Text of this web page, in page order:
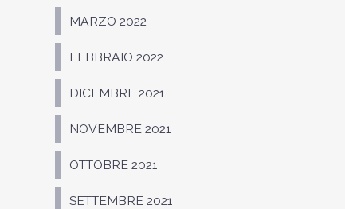
MARZO 2022
FEBBRAIO 2022
DICEMBRE 2021
NOVEMBRE 2021
OTTOBRE 2021
SETTEMBRE 2021